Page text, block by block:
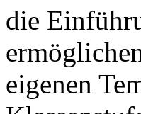
die
eigenen